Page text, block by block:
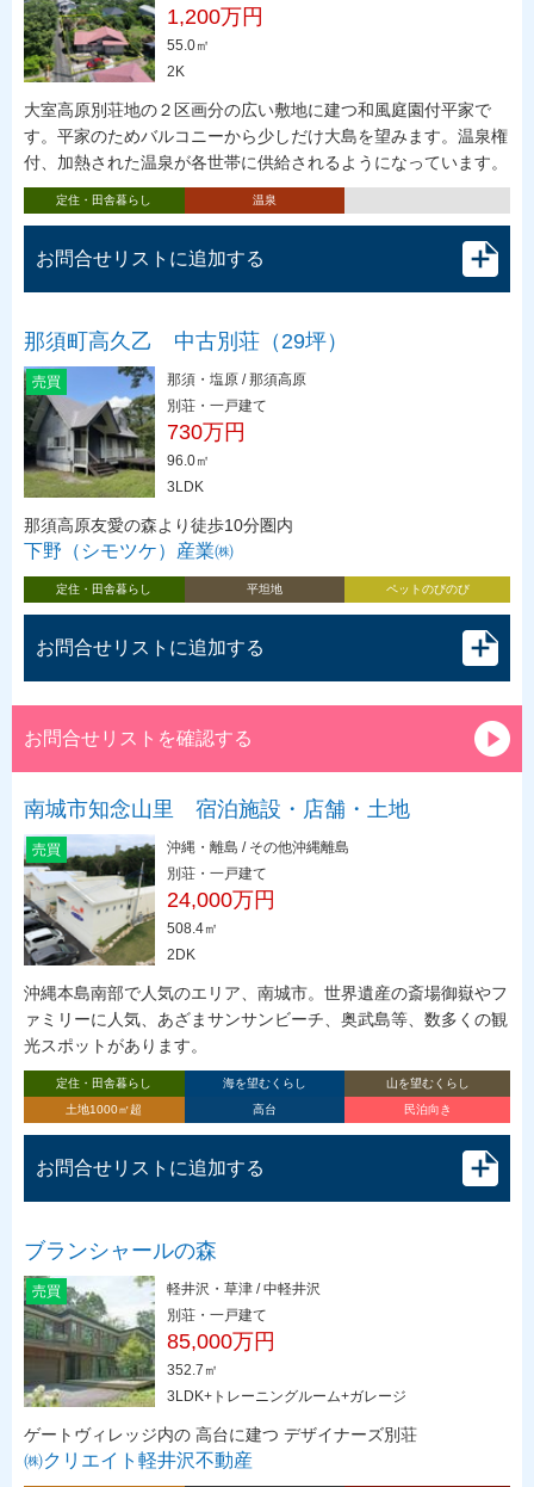
1,200万円
55.0㎡
2K
大室高原別荘地の２区画分の広い敷地に建つ和風庭園付平家で
す。平家のためバルコニーから少しだけ大島を望みます。温泉権
付、加熱された温泉が各世帯に供給されるようになっています。
定住・田舎暮らし 温泉
お問合せリストに追加する
那須町高久乙 中古別荘（29坪）
売買
那須・塩原 / 那須高原
別荘・一戸建て
730万円
96.0㎡
3LDK
那須高原友愛の森より徒歩10分圏内
下野（シモツケ）産業㈱
定住・田舎暮らし 平坦地 ペットのびのび
お問合せリストに追加する
お問合せリストを確認する
南城市知念山里 宿泊施設・店舗・土地
売買
沖縄・離島 / その他沖縄離島
別荘・一戸建て
24,000万円
508.4㎡
2DK
沖縄本島南部で人気のエリア、南城市。世界遺産の斎場御嶽やフ
ァミリーに人気、あざまサンサンビーチ、奥武島等、数多くの観
光スポットがあります。
定住・田舎暮らし 海を望むくらし
山を望むくらし
土地1000㎡超
高台 民泊向き
お問合せリストに追加する
ブランシャールの森
売買
軽井沢・草津 / 中軽井沢
別荘・一戸建て
85,000万円
352.7㎡
3LDK+トレーニングルーム+ガレージ
ゲートヴィレッジ内の 高台に建つ デザイナーズ別荘
㈱クリエイト軽井沢不動産